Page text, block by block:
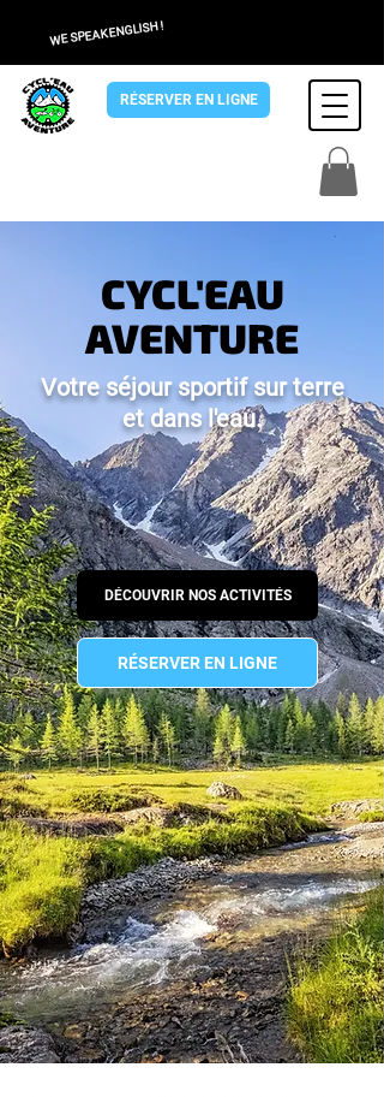
WE SPEAK ENGLISH !
RÉSERVER EN LIGNE
CYCL'EAU
AVENTURE
Votre séjour sportif sur terre
et dans l'eau.
DÉCOUVRIR NOS ACTIVITÉS
RÉSERVER EN LIGNE